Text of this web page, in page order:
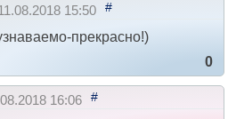
15:50 #
прекрасно!)
0
16:06 #